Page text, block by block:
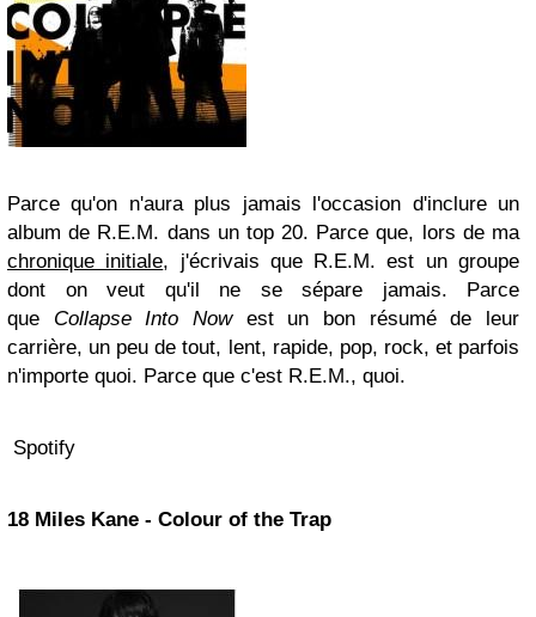
Parce qu'on n'aura plus jamais l'occasion d'inclure un
album de R.E.M. dans un top 20. Parce que, lors de ma
chronique initiale, j'écrivais que R.E.M. est un groupe
dont on veut qu'il ne se sépare jamais. Parce
que Collapse Into Nowest un bon résumé de leur
carrière, un peu de tout, lent, rapide, pop, rock, et parfois
n'importe quoi. Parce que c'est R.E.M., quoi.
Spotify
18 Miles Kane - Colour of the Trap